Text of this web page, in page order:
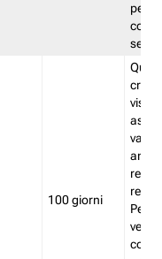
100 giorni